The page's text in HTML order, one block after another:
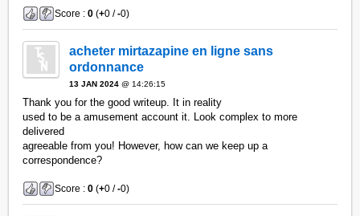
Score :0 (+0 /-0)
acheter mirtazapine en ligne sans
ordonnance
13 JAN 2024 @ 14:26:15
Thank you for the good writeup. It in reality
used to be a amusement account it. Look complex to more
delivered
agreeable from you! However, how can we keep up a
correspondence?
Score :0 (+0 /-0)